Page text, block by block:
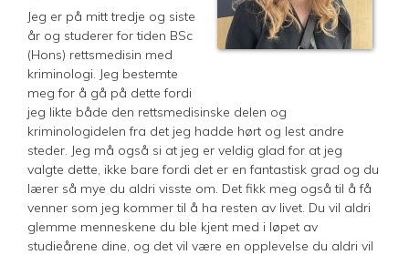
Jeg er på mitt tredje og siste
år og studerer for tiden BSc
(Hons) rettsmedisin med
kriminologi. Jeg bestemte
meg for å gå på dette fordi
jeg likte både den rettsmedisinske delen og
kriminologidelen fra det jeg hadde hørt og lest andre
steder. Jeg må også si at jeg er veldig glad for at jeg
valgte dette, ikke bare fordi det er en fantastisk grad og du
lærer så mye du aldri visste om. Det fikk meg også til å få
venner som jeg kommer til å ha resten av livet. Du vil aldri
glemme menneskene du ble kjent med i løpet av
studieårene dine, og det vil være en opplevelse du aldri vil